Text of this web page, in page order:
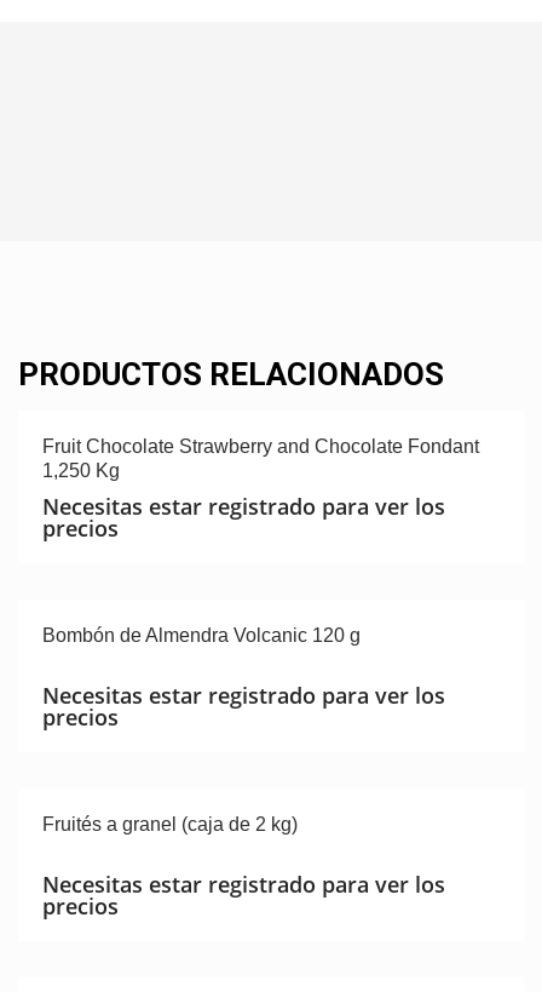
PRODUCTOS RELACIONADOS
Fruit Chocolate Strawberry and Chocolate Fondant
1,250 Kg
Necesitas estar registrado para ver los
precios
Bombón de Almendra Volcanic 120 g
Necesitas estar registrado para ver los
precios
Fruités a granel (caja de 2 kg)
Necesitas estar registrado para ver los
precios